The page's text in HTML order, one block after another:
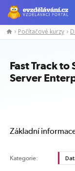
Počítačové kurzy
Fast Track to
Server
Základní
Kategorie: